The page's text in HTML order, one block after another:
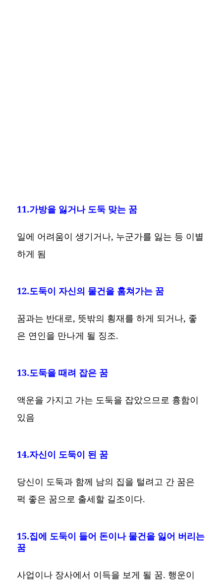
11.가방을 잃거나 도둑 맞는 꿈
일에 어려움이 생기거나, 누군가를 잃는 등 이별
하게 됨
12.도둑이 자신의 물건을 훔쳐가는 꿈
꿈과는 반대로, 뜻밖의 횡재를 하게 되거나, 좋
은 연인을 만나게 될 징조.
13.도둑을 때려 잡은 꿈
액운을 가지고 가는 도둑을 잡았으므로 흉함이
있음
14.자신이 도둑이 된 꿈
당신이 도둑과 함께 남의 집을 털려고 간 꿈은
퍽 좋은 꿈으로 출세할 길조이다.
15.집에 도둑이 들어 돈이나 물건을 잃어 버리는
꿈
사업이나 장사에서 이득을 보게 될 꿈. 행운이